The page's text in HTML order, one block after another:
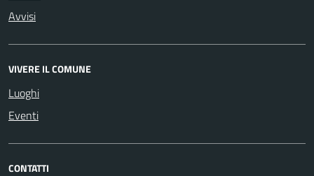
Avvisi
VIVERE IL COMUNE
Luoghi
Eventi
CONTATTI